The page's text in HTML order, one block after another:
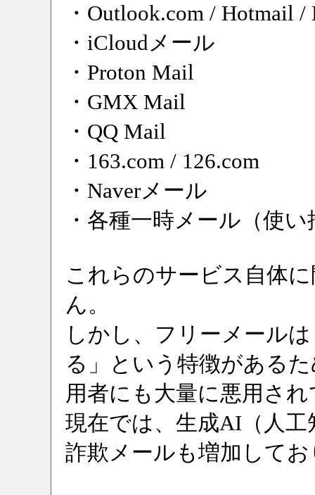
・Outlook.com / Hotmail
・iCloudメール
・Proton Mail
・GMX Mail
・QQ Mail
・163.com / 126.com
・Naverメール
・各種一時メール（使
これらのサービス自体
ん。
しかし、フリーメール
る」という特徴がある
用者にも大量に悪用さ
現在では、生成AI（人
詐欺メールも増加して